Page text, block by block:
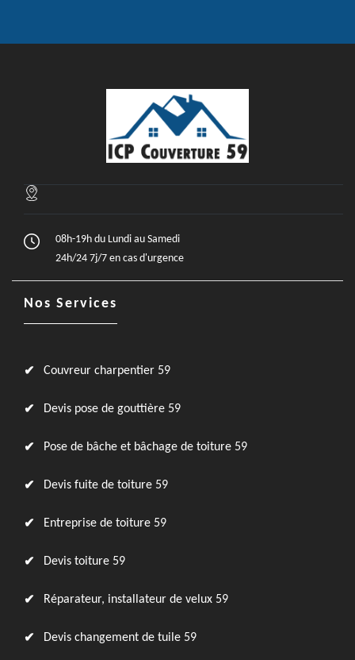
08h-19h du Lundi au Samedi
24h/24 7j/7 en cas d'urgence
Nos Services
Couvreur charpentier 59
Devis pose de gouttière 59
Pose de bâche et bâchage de toiture 59
Devis fuite de toiture 59
Entreprise de toiture 59
Devis toiture 59
Réparateur, installateur de velux 59
Devis changement de tuile 59